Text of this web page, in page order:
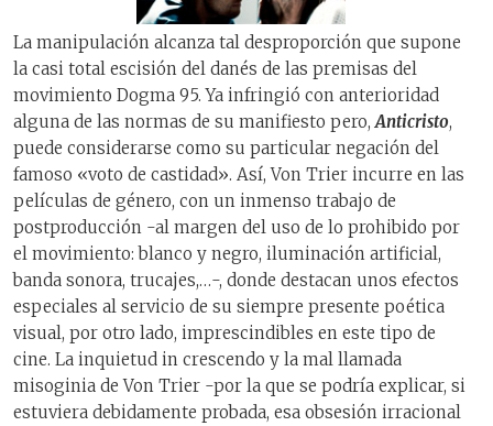
La manipulación alcanza tal desproporción que supone
la casi total escisión del danés de las premisas del
movimiento Dogma 95. Ya infringió con anterioridad
alguna de las normas de su manifiesto pero, Anticristo,
puede considerarse como su particular negación del
famoso «voto de castidad». Así, Von Trier incurre en las
películas de género, con un inmenso trabajo de
postproducción -al margen del uso de lo prohibido por
el movimiento: blanco y negro, iluminación artificial,
banda sonora, trucajes,…-, donde destacan unos efectos
especiales al servicio de su siempre presente poética
visual, por otro lado, imprescindibles en este tipo de
cine. La inquietud in crescendo y la mal llamada
misoginia de Von Trier -por la que se podría explicar, si
estuviera debidamente probada, esa obsesión irracional